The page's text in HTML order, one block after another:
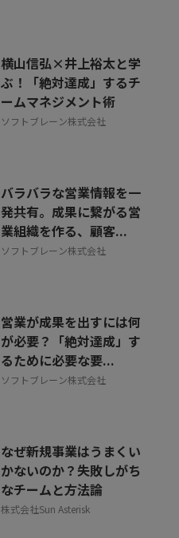
横山信弘×井上裕太と学
ぶ！「絶対達成」するチ
ームマネジメント術
ソフトブレーン株式会社
バラバラな営業情報を一
発共有。成果に繋がる営
業組織を作る、顧客...
ソフトブレーン株式会社
営業が成果を出すには何
が必要？「絶対達成」す
るために必要な要...
ソフトブレーン株式会社
なぜ新規事業はうまくい
かないのか？失敗しがち
なチームと方法論
株式会社Sun Asterisk